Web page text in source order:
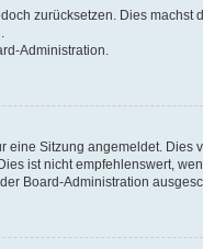
zurücksetzen. Dies machst
Administration.
Sitzung angemeldet.
ist nicht empfehlenswert,
Board-Administration